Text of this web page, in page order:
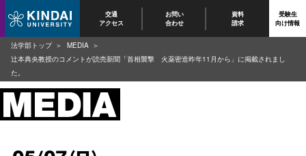
交通
アクセス
お問い
合わせ
資料
請求
受験生
向け情報
法学部トップ
MEDIA
辻本典央教授のコメントが読売新聞「首相襲撃 火薬密造昨年11月から」に掲載されまし
た。